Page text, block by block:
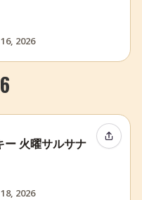
2026
ー 火曜サルサナ
2026
イベン